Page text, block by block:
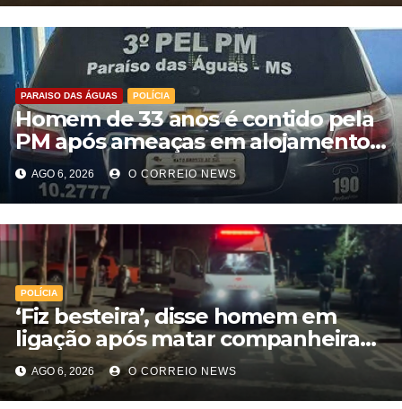
PARAISO DAS ÁGUAS POLÍCIA
Homem de 33 anos é contido pela
PM após ameaças em alojamento
de empresa em Paraíso das Águas
AGO 6, 2026 O CORREIO NEWS
POLÍCIA
‘Fiz besteira’, disse homem em
ligação após matar companheira
com facadas nas costas em Rio
Verde
AGO 6, 2026 O CORREIO NEWS